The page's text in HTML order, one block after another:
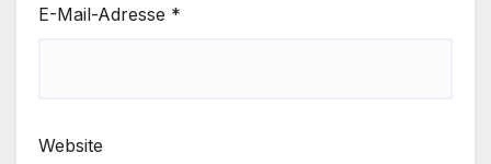
E-Mail-Adresse *
Website